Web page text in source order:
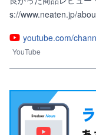
s://www.neaten.jp/
youtube.com/
YouTube